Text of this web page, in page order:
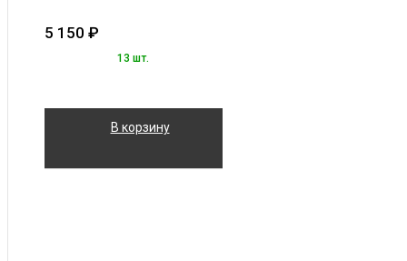
5 150 ₽
13 шт.
В корзину